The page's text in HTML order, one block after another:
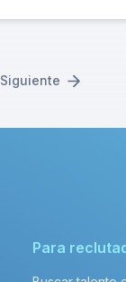
Siguiente
Para